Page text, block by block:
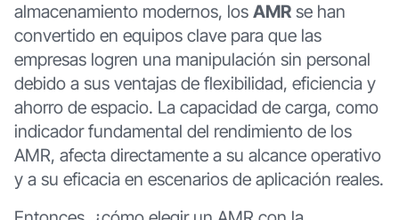
almacenamiento modernos, los AMRse han
convertido en equipos clave para que las
empresas logren una manipulación sin personal
debido a sus ventajas de flexibilidad, eficiencia y
ahorro de espacio. La capacidad de carga, como
indicador fundamental del rendimiento de los
AMR, afecta directamente a su alcance operativo
y a su eficacia en escenarios de aplicación reales.